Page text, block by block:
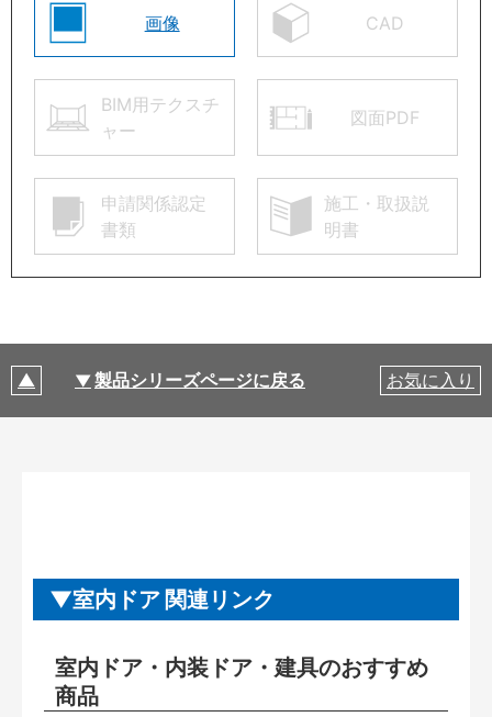
画像 CAD
BIM用テクスチ
ャー
図面PDF
申請関係認定
書類
施工・取扱説
明書
製品シリーズページに戻る お気に入り
室内ドア 関連リンク
室内ドア・内装ドア・建具のおすすめ
商品